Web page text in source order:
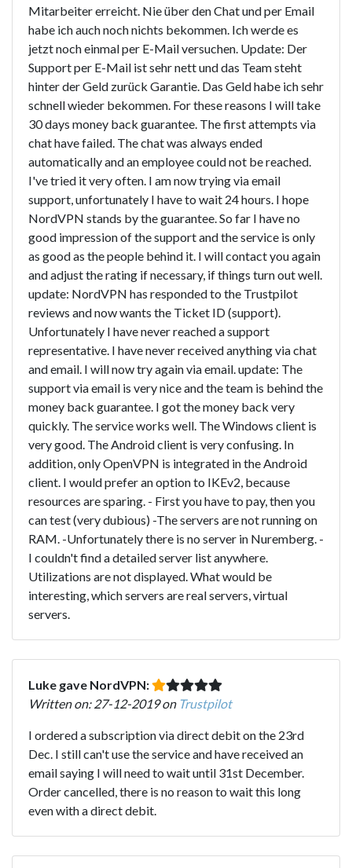
Mitarbeiter erreicht. Nie über den Chat und per Email
habe ich auch noch nichts bekommen. Ich werde es
jetzt noch einmal per E-Mail versuchen. Update: Der
Support per E-Mail ist sehr nett und das Team steht
hinter der Geld zurück Garantie. Das Geld habe ich sehr
schnell wieder bekommen. For these reasons I will take
30 days money back guarantee. The first attempts via
chat have failed. The chat was always ended
automatically and an employee could not be reached.
I've tried it very often. I am now trying via email
support, unfortunately I have to wait 24 hours. I hope
NordVPN stands by the guarantee. So far I have no
good impression of the support and the service is only
as good as the people behind it. I will contact you again
and adjust the rating if necessary, if things turn out well.
update: NordVPN has responded to the Trustpilot
reviews and now wants the Ticket ID (support).
Unfortunately I have never reached a support
representative. I have never received anything via chat
and email. I will now try again via email. update: The
support via email is very nice and the team is behind the
money back guarantee. I got the money back very
quickly. The service works well. The Windows client is
very good. The Android client is very confusing. In
addition, only OpenVPN is integrated in the Android
client. I would prefer an option to IKEv2, because
resources are sparing. - First you have to pay, then you
can test (very dubious) -The servers are not running on
RAM. -Unfortunately there is no server in Nuremberg. -
I couldn't find a detailed server list anywhere.
Utilizations are not displayed. What would be
interesting, which servers are real servers, virtual
servers.
Luke gave NordVPN:
Written on: 27-12-2019 on Trustpilot
I ordered a subscription via direct debit on the 23rd
Dec. I still can't use the service and have received an
email saying I will need to wait until 31st December.
Order cancelled, there is no reason to wait this long
even with a direct debit.